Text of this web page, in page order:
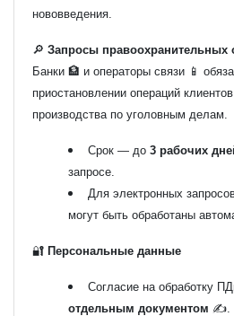
нововведения.
🔎 Запросы правоохранительных
Банки 🏦 и операторы связи 📱
приостановлении операций
производства по уголовным делам.
Срок — до 3 рабочих
запросе.
Для электронных
могут быть обработаны
🔐 Персональные данные
Согласие на обработку
отдельным документом ✍️.